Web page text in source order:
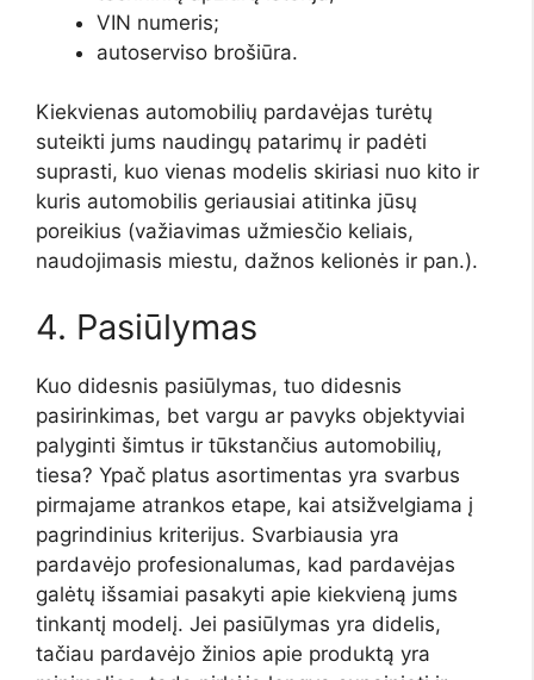
VIN numeris;
autoserviso brošiūra.
Kiekvienas automobilių pardavėjas turėtų
suteikti jums naudingų patarimų ir padėti
suprasti, kuo vienas modelis skiriasi nuo kito ir
kuris automobilis geriausiai atitinka jūsų
poreikius (važiavimas užmiesčio keliais,
naudojimasis miestu, dažnos kelionės ir pan.).
4. Pasiūlymas
Kuo didesnis pasiūlymas, tuo didesnis
pasirinkimas, bet vargu ar pavyks objektyviai
palyginti šimtus ir tūkstančius automobilių,
tiesa? Ypač platus asortimentas yra svarbus
pirmajame atrankos etape, kai atsižvelgiama į
pagrindinius kriterijus. Svarbiausia yra
pardavėjo profesionalumas, kad pardavėjas
galėtų išsamiai pasakyti apie kiekvieną jums
tinkantį modelį. Jei pasiūlymas yra didelis,
tačiau pardavėjo žinios apie produktą yra